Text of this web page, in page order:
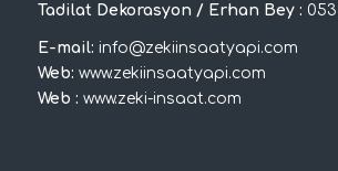
Tadilat Dekorasyon / Erhan Bey :
E-mail: info@zekiinsaatyapi.com
Web: www.zekiinsaatyapi.com
Web : www.zeki-insaat.com